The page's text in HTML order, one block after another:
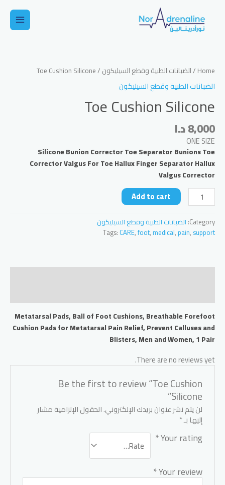
المحتوى
Main
Home
/الضبانات الطبية وقطع السيليكون / Toe Cushion Silicone
الضبانات الطبية وقطع السيليكون
Toe Cushion Silicone
8,000د.ا
ONE SIZE
Silicone Bunion Corrector Toe Separator Bunions Toe
Corrector Valgus For Toe Hallux Finger Separator Hallux
Valgus Corrector
Toe
Cushion
Silicone
quantity
Add to cart
Category: الضبانات الطبية وقطع السيليكون
Tags: CARE,foot, medical, pain, support
Metatarsal Pads, Ball of Foot Cushions, Breathable Forefoot
Cushion Pads for Metatarsal Pain Relief, Prevent Calluses and
Blisters, Men and Women, 1 Pair
There are no reviews yet.
Be the first to review “Toe Cushion
Silicone”
لن يتم نشر عنوان بريدك الإلكتروني.الحقول الإلزامية مشار
إليها بـ*
Your rating
*
Your review
*